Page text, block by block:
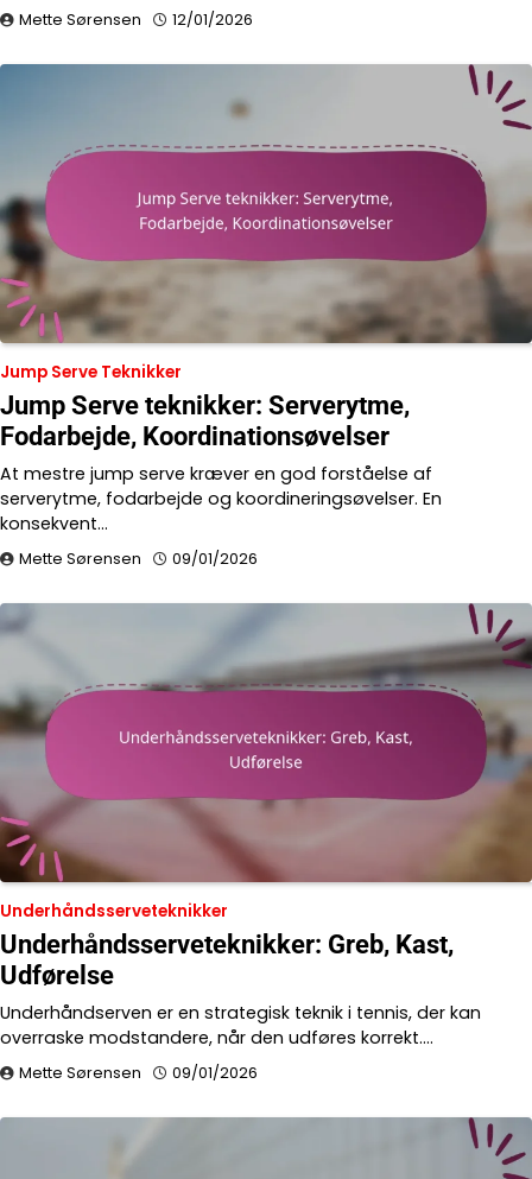
Mette Sørensen 12/01/2026
Jump Serve Teknikker
Jump Serve teknikker: Serverytme,
Fodarbejde, Koordinationsøvelser
At mestre jump serve kræver en god forståelse af
serverytme, fodarbejde og koordineringsøvelser. En
konsekvent…
Mette Sørensen 09/01/2026
Underhåndsserveteknikker
Underhåndsserveteknikker: Greb, Kast,
Udførelse
Underhåndserven er en strategisk teknik i tennis, der kan
overraske modstandere, når den udføres korrekt.…
Mette Sørensen 09/01/2026